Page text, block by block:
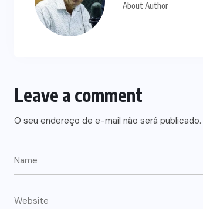
About Author
Leave a comment
O seu endereço de e-mail não será publicado.